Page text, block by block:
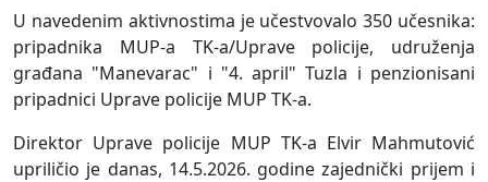
U navedenim aktivnostima je učestvovalo 350 učesnika:
pripadnika MUP-a TK-a/Uprave policije, udruženja
građana "Manevarac" i "4. april" Tuzla i penzionisani
pripadnici Uprave policije MUP TK-a.
Direktor Uprave policije MUP TK-a Elvir Mahmutović
upriličio je danas, 14.5.2026. godine zajednički prijem i